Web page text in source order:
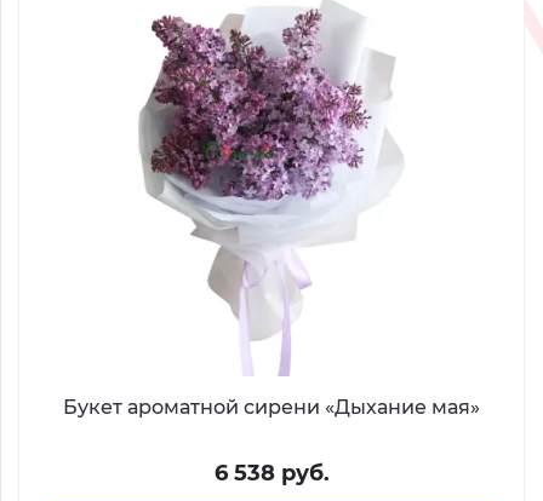
Букет ароматной сирени «Дыхание мая»
6 538 руб.